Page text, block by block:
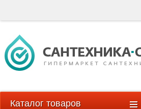
Каталог товаров